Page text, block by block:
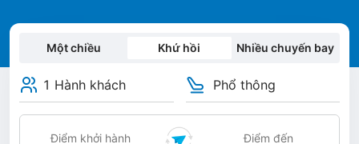
Một chiều Khứ hồi Nhiều chuyến bay
1 Hành khách Phổ thông